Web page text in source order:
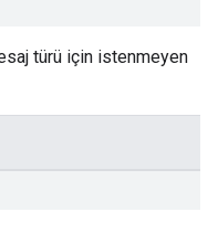
türü için istenmeyen